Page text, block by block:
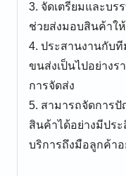
3. จัดเตรียมและบร
ช่วยส่งมอบสินค้าใ
4. ประสานงานกับ
ขนส่งเป็นไปอย่างร
การจัดส่ง
5. สามารถจัดการ
สินค้าได้อย่างมีปร
บริการถึงมือลูกค้าอ